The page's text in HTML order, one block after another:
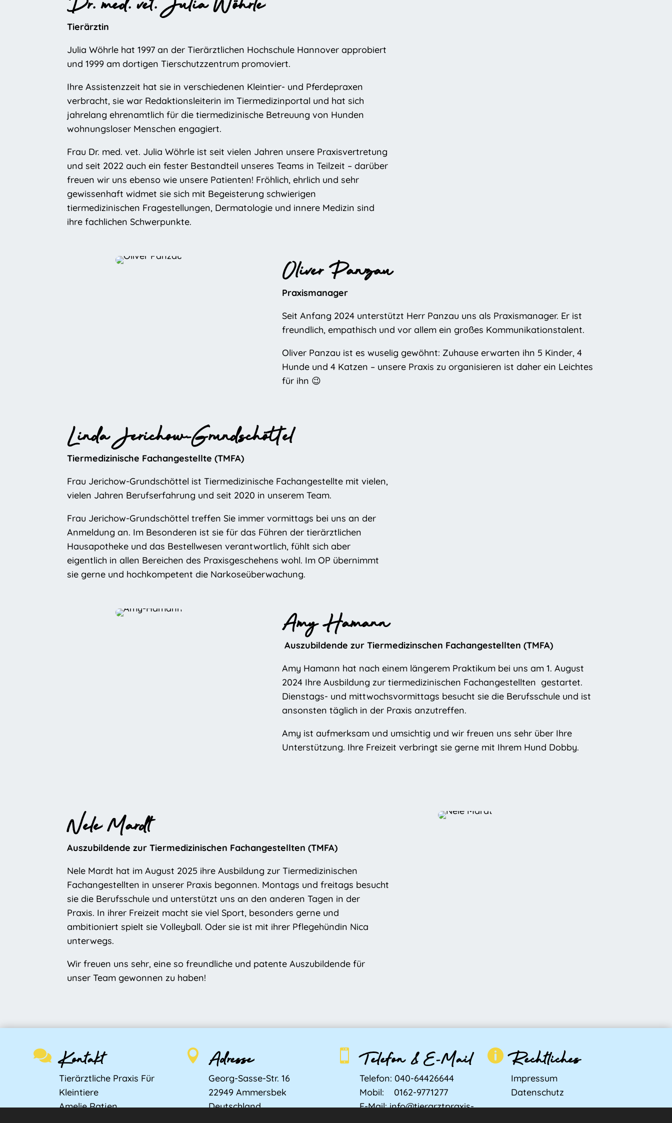
Tierärztin
Julia Wöhrle hat 1997 an der Tierärztlichen Hochschule Hannover approbiert
und 1999 am dortigen Tierschutzzentrum promoviert.
Ihre Assistenzzeit hat sie in verschiedenen Kleintier- und Pferdepraxen
verbracht, sie war Redaktionsleiterin im Tiermedizinportal und hat sich
jahrelang ehrenamtlich für die tiermedizinische Betreuung von Hunden
wohnungsloser Menschen engagiert.
Frau Dr. med. vet. Julia Wöhrle ist seit vielen Jahren unsere Praxisvertretung
und seit 2022 auch ein fester Bestandteil unseres Teams in Teilzeit – darüber
freuen wir uns ebenso wie unsere Patienten! Fröhlich, ehrlich und sehr
gewissenhaft widmet sie sich mit Begeisterung schwierigen
tiermedizinischen Fragestellungen, Dermatologie und innere Medizin sind
ihre fachlichen Schwerpunkte.
Oliver Panzau
Praxismanager
Seit Anfang 2024 unterstützt Herr Panzau uns als Praxismanager. Er ist
freundlich, empathisch und vor allem ein großes Kommunikationstalent.
Oliver Panzau ist es wuselig gewöhnt: Zuhause erwarten ihn 5 Kinder, 4
Hunde und 4 Katzen – unsere Praxis zu organisieren ist daher ein Leichtes
für ihn 😉
Linda Jerichow-Grundschöttel
Tiermedizinische Fachangestellte (TMFA)
Frau Jerichow-Grundschöttel ist Tiermedizinische Fachangestellte mit vielen,
vielen Jahren Berufserfahrung und seit 2020 in unserem Team.
Frau Jerichow-Grundschöttel treffen Sie immer vormittags bei uns an der
Anmeldung an. Im Besonderen ist sie für das Führen der tierärztlichen
Hausapotheke und das Bestellwesen verantwortlich, fühlt sich aber
eigentlich in allen Bereichen des Praxisgeschehens wohl. Im OP übernimmt
sie gerne und hochkompetent die Narkoseüberwachung.
Amy Hamann
Auszubildende zur Tiermedizinschen Fachangestellten (TMFA)
Amy Hamann hat nach einem längerem Praktikum bei uns am 1. August
2024 Ihre Ausbildung zur tiermedizinischen Fachangestellten gestartet.
Dienstags- und mittwochsvormittags besucht sie die Berufsschule und ist
ansonsten täglich in der Praxis anzutreffen.
Amy ist aufmerksam und umsichtig und wir freuen uns sehr über Ihre
Unterstützung. Ihre Freizeit verbringt sie gerne mit Ihrem Hund Dobby.
Nele Mardt
Auszubildende zur Tiermedizinischen Fachangestellten (TMFA)
Nele Mardt hat im August 2025 ihre Ausbildung zur Tiermedizinischen
Fachangestellten in unserer Praxis begonnen. Montags und freitags besucht
sie die Berufsschule und unterstützt uns an den anderen Tagen in der
Praxis. In ihrer Freizeit macht sie viel Sport, besonders gerne und
ambitioniert spielt sie Volleyball. Oder sie ist mit ihrer Pflegehündin Nica
unterwegs.
Wir freuen uns sehr, eine so freundliche und patente Auszubildende für
unser Team gewonnen zu haben!
 Kontakt
Tierärztliche Praxis Für
Kleintiere
Amelie Ratjen
 Adresse
Georg-Sasse-Str. 16
22949 Ammersbek
Deutschland
 Telefon & E-Mail
Telefon: 040-64426644
Mobil: 0162-9771277
E-Mail:info@tierarztpraxis-
 Rechtliches
Impressum
Datenschutz